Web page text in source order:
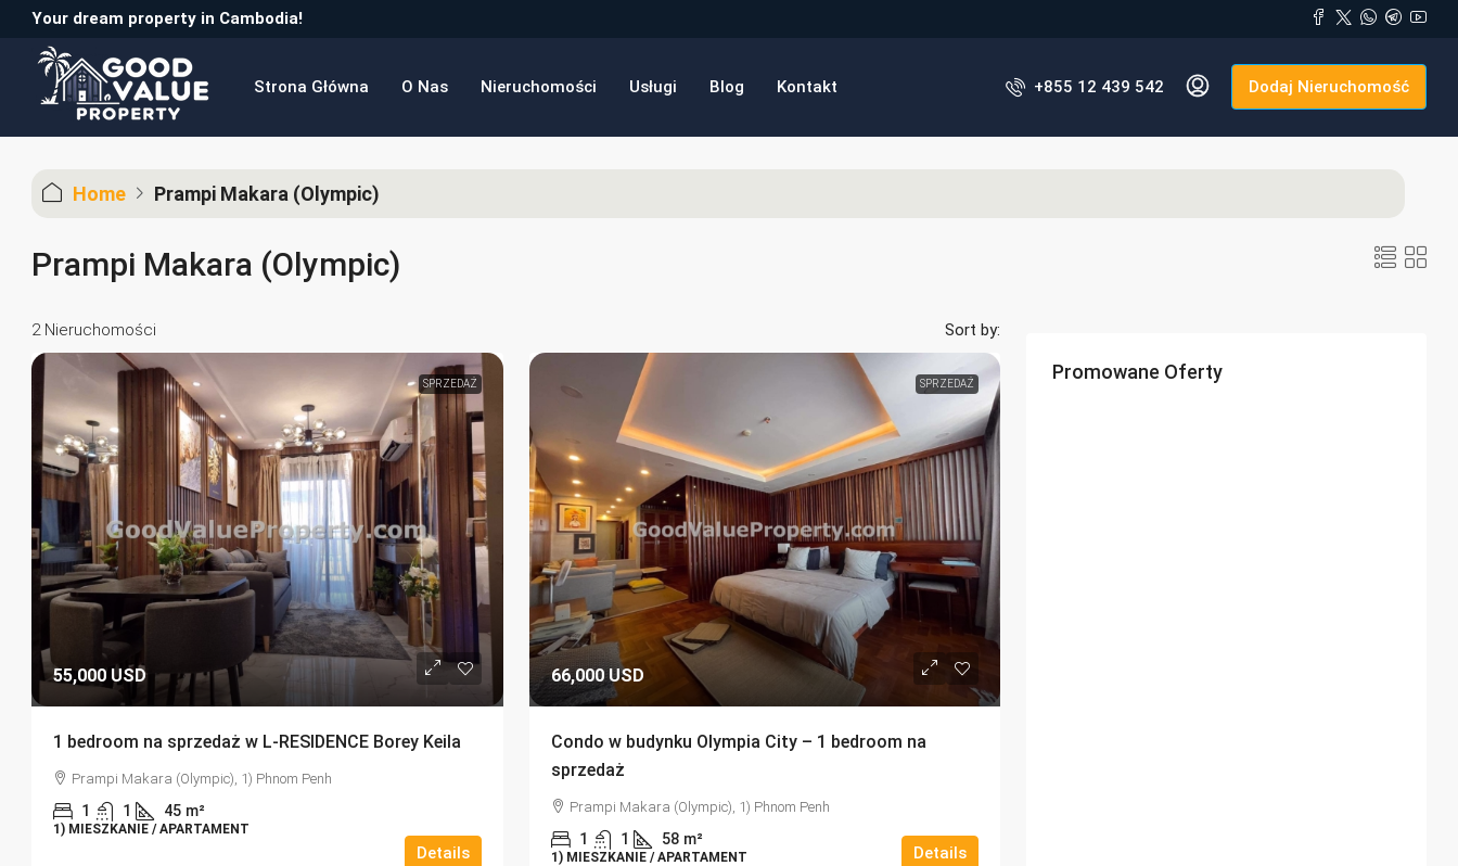
Your dream property in Cambodia!
Strona Główna O Nas Nieruchomości Usługi Blog Kontakt +855 12 439 542 Dodaj Nieruchomość
Home Prampi Makara (Olympic)
Prampi Makara (Olympic)
2 Nieruchomości Sort by:
SPRZEDAŻ
55,000 USD
1 bedroom na sprzedaż w L-RESIDENCE Borey Keila
Prampi Makara (Olympic), 1) Phnom Penh
1 1 45 m²
1) MIESZKANIE / APARTAMENT
Details
SPRZEDAŻ
66,000 USD
Condo w budynku Olympia City – 1 bedroom na
sprzedaż
Prampi Makara (Olympic), 1) Phnom Penh
1 1 58 m²
1) MIESZKANIE / APARTAMENT Details
Promowane Oferty